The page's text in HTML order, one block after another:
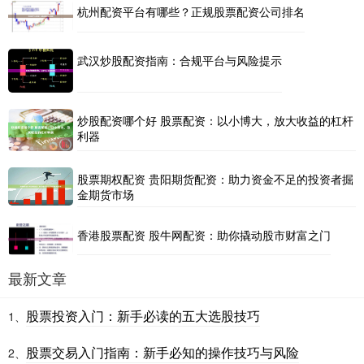
杭州配资平台有哪些？正规股票配资公司排名
武汉炒股配资指南：合规平台与风险提示
炒股配资哪个好 股票配资：以小博大，放大收益的杠杆
利器
股票期权配资 贵阳期货配资：助力资金不足的投资者掘
金期货市场
香港股票配资 股牛网配资：助你撬动股市财富之门
最新文章
1、 股票投资入门：新手必读的五大选股技巧
2、 股票交易入门指南：新手必知的操作技巧与风险